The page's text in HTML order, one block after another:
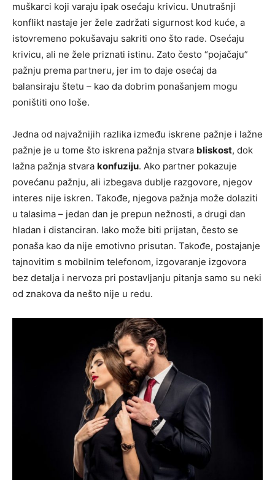
muškarci koji varaju ipak osećaju krivicu. Unutrašnji
konflikt nastaje jer žele zadržati sigurnost kod kuće, a
istovremeno pokušavaju sakriti ono što rade. Osećaju
krivicu, ali ne žele priznati istinu. Zato često “pojačaju”
pažnju prema partneru, jer im to daje osećaj da
balansiraju štetu – kao da dobrim ponašanjem mogu
poništiti ono loše.
Jedna od najvažnijih razlika između iskrene pažnje i lažne
pažnje je u tome što iskrena pažnja stvara bliskost, dok
lažna pažnja stvara konfuziju. Ako partner pokazuje
povećanu pažnju, ali izbegava dublje razgovore, njegov
interes nije iskren. Takođe, njegova pažnja može dolaziti
u talasima – jedan dan je prepun nežnosti, a drugi dan
hladan i distanciran. Iako može biti prijatan, često se
ponaša kao da nije emotivno prisutan. Takođe, postajanje
tajnovitim s mobilnim telefonom, izgovaranje izgovora
bez detalja i nervoza pri postavljanju pitanja samo su neki
od znakova da nešto nije u redu.